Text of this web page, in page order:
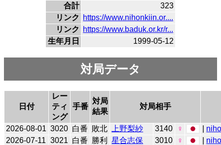
合計
323
リンク
https://www.nihonkiin.or....
リンク
https://www.baduk.or.kr/r...
生年月日
1999-05-12
対局データ
日付
レー
ティ
ング
手番
対局
結果
対局相手
2026-08-01 3020 白番 敗北 上野梨紗 3140 ♀
2026-07-11 3021 白番 勝利 星合志保 3010 ♀